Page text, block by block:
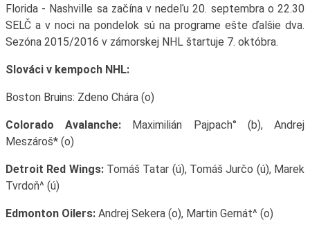
Florida - Nashville sa začína v nedeľu 20. septembra o 22.30
SELČ a v noci na pondelok sú na programe ešte ďalšie dva.
Sezóna 2015/2016 v zámorskej NHL štartuje 7. októbra.
Slováci v kempoch NHL:
Boston Bruins: Zdeno Chára (o)
Colorado Avalanche: Maximilián Pajpach° (b), Andrej
Meszároš* (o)
Detroit Red Wings:Tomáš Tatar (ú), Tomáš Jurčo (ú), Marek
Tvrdoň^ (ú)
Edmonton Oilers:Andrej Sekera (o), Martin Gernát^ (o)